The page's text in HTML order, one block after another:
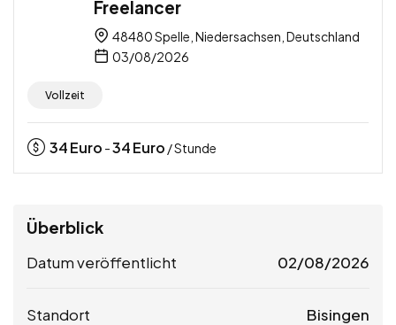
Freelancer
48480 Spelle, Niedersachsen, Deutschland
03/08/2026
Vollzeit
34Euro -34Euro / Stunde
Überblick
Datum veröffentlicht 02/08/2026
Standort Bisingen